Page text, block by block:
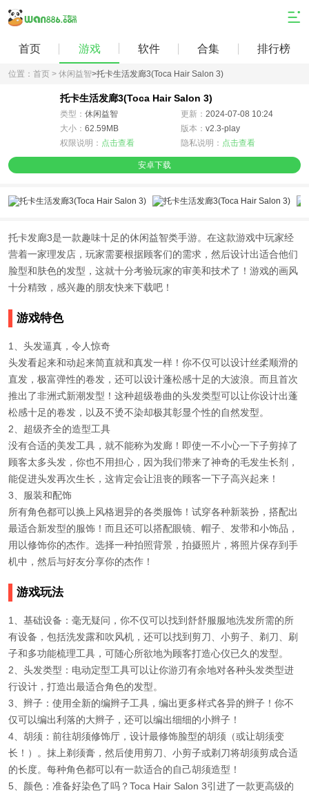
首页 游戏 软件 合集 排行榜
位置： 首页 > 休闲益智>托卡生活发廊3(Toca Hair Salon 3)
托卡生活发廊3(Toca Hair Salon 3)
类型： 休闲益智 更新： 2024-07-08 10:24
大小： 62.59MB 版本： v2.3-play
权限说明： 点击查看 隐私说明： 点击查看
安卓下载
托卡发廊3是一款趣味十足的休闲益智类手游。在这款游戏中玩家经
营着一家理发店，玩家需要根据顾客们的需求，然后设计出适合他们
脸型和肤色的发型，这就十分考验玩家的审美和技术了！游戏的画风
十分精致，感兴趣的朋友快来下载吧！
游戏特色
1、头发逼真，令人惊奇
头发看起来和动起来简直就和真发一样！你不仅可以设计丝柔顺滑的
直发，极富弹性的卷发，还可以设计蓬松感十足的大波浪。而且首次
推出了非洲式新潮发型！这种超级卷曲的头发类型可以让你设计出蓬
松感十足的卷发，以及不烫不染却极其彰显个性的自然发型。
2、超级齐全的造型工具
没有合适的美发工具，就不能称为发廊！即使一不小心一下子剪掉了
顾客太多头发，你也不用担心，因为我们带来了神奇的毛发生长剂，
能促进头发再次生长，这肯定会让沮丧的顾客一下子高兴起来！
3、服装和配饰
所有角色都可以换上风格迥异的各类服饰！试穿各种新装扮，搭配出
最适合新发型的服饰！而且还可以搭配眼镜、帽子、发带和小饰品，
用以修饰你的杰作。选择一种拍照背景，拍摄照片，将照片保存到手
机中，然后与好友分享你的杰作！
游戏玩法
1、基础设备：毫无疑问，你不仅可以找到舒舒服服地洗发所需的所
有设备，包括洗发露和吹风机，还可以找到剪刀、小剪子、剃刀、刷
子和多功能梳理工具，可随心所欲地为顾客打造心仪已久的发型。
2、头发类型：电动定型工具可以让你游刃有余地对各种头发类型进
行设计，打造出最适合角色的发型。
3、辫子：使用全新的编辫子工具，编出更多样式各异的辫子！你不
仅可以编出利落的大辫子，还可以编出细细的小辫子！
4、胡须：前往胡须修饰厅，设计最修饰脸型的胡须（或让胡须变
长！）。抹上剃须膏，然后使用剪刀、小剪子或剃刀将胡须剪成合适
的长度。每种角色都可以有一款适合的自己胡须造型！
5、颜色：准备好染色了吗？Toca Hair Salon 3引进了一款更高级的